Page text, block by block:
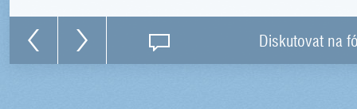
Diskutovat na